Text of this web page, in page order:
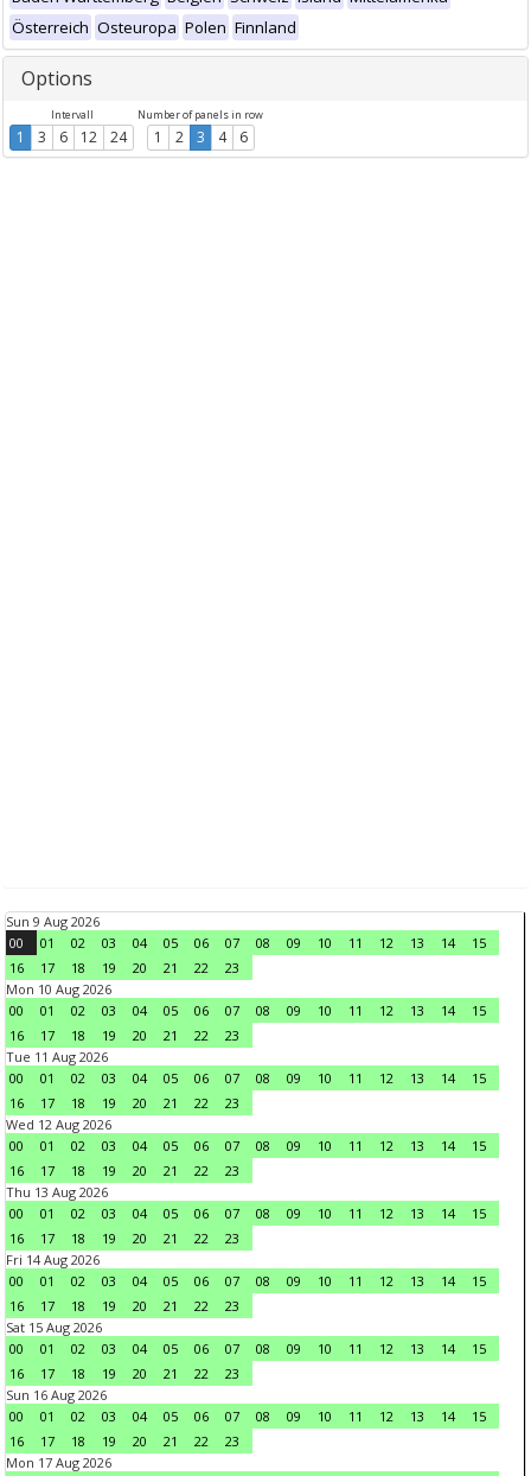
Österreich Osteuropa Polen Finnland
Options
Intervall
1 3 6 12 24
Number of panels in row
1 2 3 4 6
Sun 9 Aug 2026
00
01 02 03 04 05 06 07 08 09 10 11 12 13 14
15
16
17 18 19 20 21 22
23
Mon 10 Aug 2026
00
01 02 03 04 05 06 07 08 09 10 11 12 13 14
15
16
17 18 19 20 21 22
23
Tue 11 Aug 2026
00
01 02 03 04 05 06 07 08 09 10 11 12 13 14
15
16
17 18 19 20 21 22
23
Wed 12 Aug 2026
00
01 02 03 04 05 06 07 08 09 10 11 12 13 14
15
16
17 18 19 20 21 22
23
Thu 13 Aug 2026
00
01 02 03 04 05 06 07 08 09 10 11 12 13 14
15
16
17 18 19 20 21 22
23
Fri 14 Aug 2026
00
01 02 03 04 05 06 07 08 09 10 11 12 13 14
15
16
17 18 19 20 21 22
23
Sat 15 Aug 2026
00
01 02 03 04 05 06 07 08 09 10 11 12 13 14
15
16
17 18 19 20 21 22
23
Sun 16 Aug 2026
00
01 02 03 04 05 06 07 08 09 10 11 12 13 14
15
16
17 18 19 20 21 22
23
Mon 17 Aug 2026